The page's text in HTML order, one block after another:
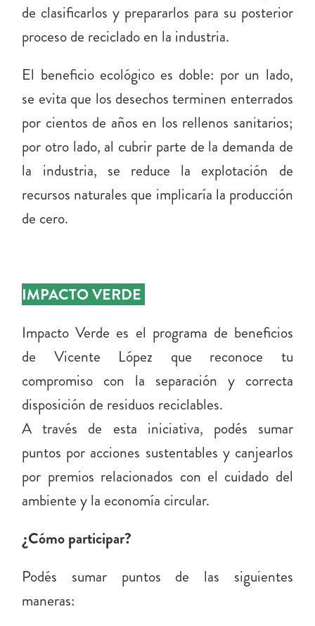
de clasificarlos y prepararlos para su posterior
proceso de reciclado en la industria.
El beneficio ecológico es doble: por un lado,
se evita que los desechos terminen enterrados
por cientos de años en los rellenos sanitarios;
por otro lado, al cubrir parte de la demanda de
la industria, se reduce la explotación de
recursos naturales que implicaría la producción
de cero.
IMPACTO VERDE
Impacto Verde es el programa de beneficios
de Vicente López que reconoce tu
compromiso con la separación y correcta
disposición de residuos reciclables.
A través de esta iniciativa, podés sumar
puntos por acciones sustentables y canjearlos
por premios relacionados con el cuidado del
ambiente y la economía circular.
¿Cómo participar?
Podés sumar puntos de las siguientes
maneras: